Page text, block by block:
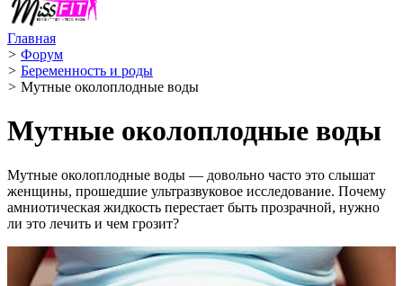
Главная
> Форум
> Беременность и роды
> Мутные околоплодные воды
Мутные околоплодные воды
Мутные околоплодные воды — довольно часто это слышат
женщины, прошедшие ультразвуковое исследование. Почему
амниотическая жидкость перестает быть прозрачной, нужно
ли это лечить и чем грозит?